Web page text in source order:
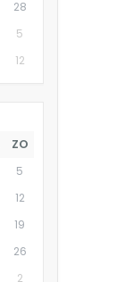
28
5
12
ZO
5
12
19
26
2